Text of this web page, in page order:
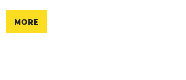
MORE